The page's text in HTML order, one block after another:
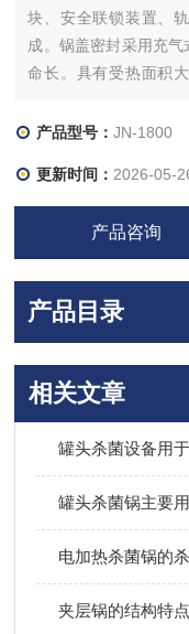
块、安全联锁装置、
成。锅盖密封采用充
命长。具有受热面积
产品型号：JN-1800
更新时间： 2026-05-
产品咨询
产品目录
相关文章
罐头杀菌设备用
罐头杀菌锅主要
电加热杀菌锅的
夹层锅的结构特点